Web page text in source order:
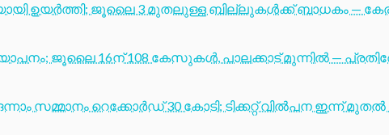
ഉയർത്തി; ജൂലൈ 3 മുതലുള്ള ബില്ലുകൾക്ക് ബാധകം —
ജൂലൈ 16ന് 108 കേസുകൾ, പാലക്കാട് മുന്നിൽ —
സമ്മാനം റെക്കോർഡ് 30 കോടി; ടിക്കറ്റ് വിൽപന ഇന്ന് മുതൽ